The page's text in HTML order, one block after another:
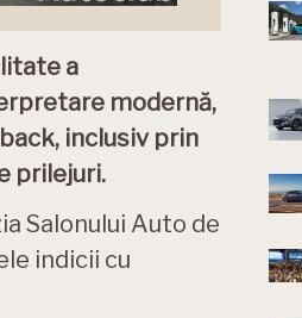
a
modernă,
inclusiv prin
prilejuri.
Salonului Auto de
indicii cu